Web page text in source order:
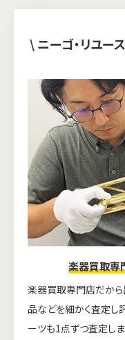
\ ニーゴ・リユー
楽器買取専
楽器買取専門店だから
品などを細かく査定し
ーツも1点ずつ査定し